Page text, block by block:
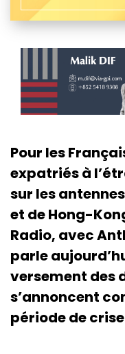
Pour les
expatriés à
sur les
et de Hong-
Radio, avec
parle
versement des
s’annoncent
période de